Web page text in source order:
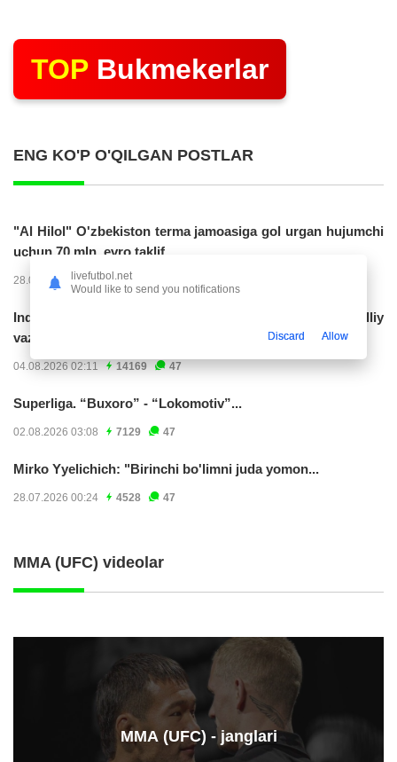
TOP Bukmekerlar
ENG KO'P O'QILGAN POSTLAR
"Al Hilol" O'zbekiston terma jamoasiga gol urgan hujumchi
uchun 70 mln. evro taklif...
28.07.2026 01:56 17306
Indoneziya prezidenti JCH-2030ga chiqishni umummilliy
vazifa deb...
04.08.2026 02:11 14169 47
Superliga. “Buxoro” - “Lokomotiv”...
02.08.2026 03:08 7129 47
Mirko Yyelichich: "Birinchi bo'limni juda yomon...
28.07.2026 00:24 4528 47
MMA (UFC) videolar
ММА (UFC) - janglari
livefutbol.net
Would like to send you notifications
Discard Allow